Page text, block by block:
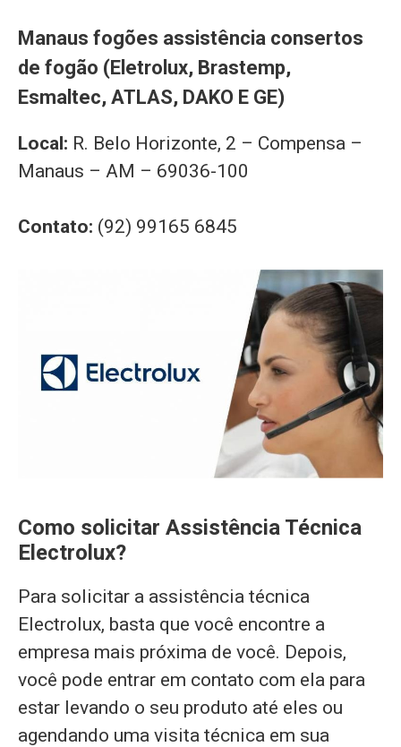
Manaus fogões assistência consertos
de fogão (Eletrolux, Brastemp,
Esmaltec, ATLAS, DAKO E GE)
Local: R. Belo Horizonte, 2 – Compensa –
Manaus – AM – 69036-100
Contato: (92) 99165 6845
Como solicitar Assistência Técnica
Electrolux?
Para solicitar a assistência técnica
Electrolux, basta que você encontre a
empresa mais próxima de você. Depois,
você pode entrar em contato com ela para
estar levando o seu produto até eles ou
agendando uma visita técnica em sua